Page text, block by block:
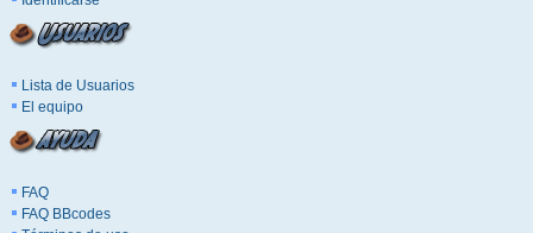
Lista de Usuarios
El equipo
FAQ
FAQ BBcodes